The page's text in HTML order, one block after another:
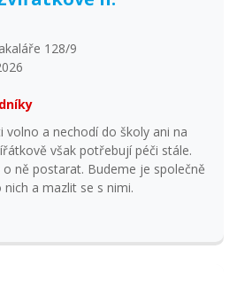
128/9
volno a nechodí do školy ani na
však potřebují péči stále.
ně postarat. Budeme je společně
a mazlit se s nimi.